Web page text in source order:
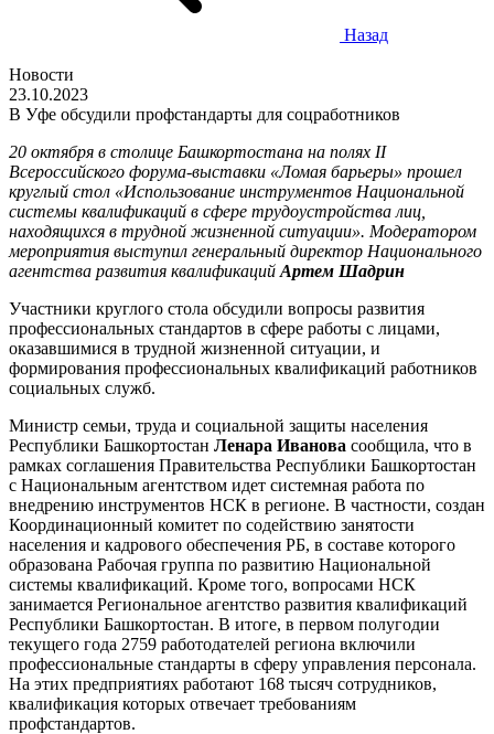
Назад
Новости
23.10.2023
В Уфе обсудили профстандарты для соцработников
20 октября в столице Башкортостана на полях II
Всероссийского форума-выставки «Ломая барьеры» прошел
круглый стол «Использование инструментов Национальной
системы квалификаций в сфере трудоустройства лиц,
находящихся в трудной жизненной ситуации». Модератором
мероприятия выступил генеральный директор Национального
агентства развития квалификаций Артем Шадрин
Участники круглого стола обсудили вопросы развития
профессиональных стандартов в сфере работы с лицами,
оказавшимися в трудной жизненной ситуации, и
формирования профессиональных квалификаций работников
социальных служб.
Министр семьи, труда и социальной защиты населения
Республики Башкортостан Ленара Иванова сообщила, что в
рамках соглашения Правительства Республики Башкортостан
с Национальным агентством идет системная работа по
внедрению инструментов НСК в регионе. В частности, создан
Координационный комитет по содействию занятости
населения и кадрового обеспечения РБ, в составе которого
образована Рабочая группа по развитию Национальной
системы квалификаций. Кроме того, вопросами НСК
занимается Региональное агентство развития квалификаций
Республики Башкортостан. В итоге, в первом полугодии
текущего года 2759 работодателей региона включили
профессиональные стандарты в сферу управления персонала.
На этих предприятиях работают 168 тысяч сотрудников,
квалификация которых отвечает требованиям
профстандартов.